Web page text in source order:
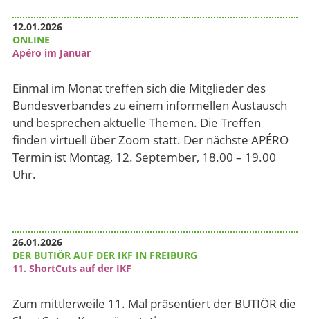
12.01.2026
ONLINE
Apéro im Januar
Einmal im Monat treffen sich die Mitglieder des
Bundesverbandes zu einem informellen Austausch
und besprechen aktuelle Themen. Die Treffen
finden virtuell über Zoom statt. Der nächste APÉRO
Termin ist Montag, 12. September, 18.00 – 19.00
Uhr.
26.01.2026
DER BUTIÖR AUF DER IKF IN FREIBURG
11. ShortCuts auf der IKF
Zum mittlerweile 11. Mal präsentiert der BUTIÖR die